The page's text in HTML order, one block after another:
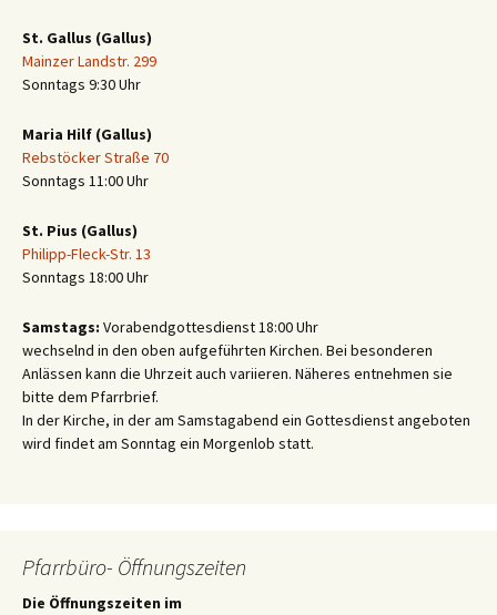
St. Gallus (Gallus)
Mainzer Landstr. 299
Sonntags 9:30 Uhr
Maria Hilf (Gallus)
Rebstöcker Straße 70
Sonntags 11:00 Uhr
St. Pius (Gallus)
Philipp-Fleck-Str. 13
Sonntags 18:00 Uhr
Samstags: Vorabendgottesdienst 18:00 Uhr
wechselnd in den oben aufgeführten Kirchen. Bei besonderen
Anlässen kann die Uhrzeit auch variieren. Näheres entnehmen sie
bitte dem Pfarrbrief.
In der Kirche, in der am Samstagabend ein Gottesdienst angeboten
wird findet am Sonntag ein Morgenlob statt.
Pfarrbüro- Öffnungszeiten
Die Öffnungszeiten im